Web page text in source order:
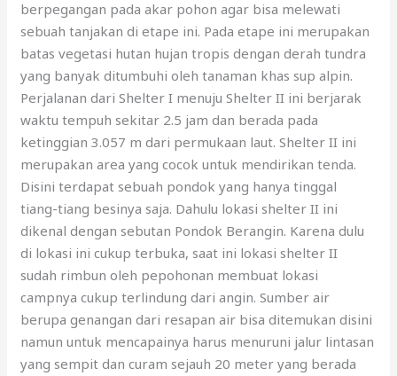
berpegangan pada akar pohon agar bisa melewati
sebuah tanjakan di etape ini. Pada etape ini merupakan
batas vegetasi hutan hujan tropis dengan derah tundra
yang banyak ditumbuhi oleh tanaman khas sup alpin.
Perjalanan dari Shelter I menuju Shelter II ini berjarak
waktu tempuh sekitar 2.5 jam dan berada pada
ketinggian 3.057 m dari permukaan laut. Shelter II ini
merupakan area yang cocok untuk mendirikan tenda.
Disini terdapat sebuah pondok yang hanya tinggal
tiang-tiang besinya saja. Dahulu lokasi shelter II ini
dikenal dengan sebutan Pondok Berangin. Karena dulu
di lokasi ini cukup terbuka, saat ini lokasi shelter II
sudah rimbun oleh pepohonan membuat lokasi
campnya cukup terlindung dari angin. Sumber air
berupa genangan dari resapan air bisa ditemukan disini
namun untuk mencapainya harus menuruni jalur lintasan
yang sempit dan curam sejauh 20 meter yang berada